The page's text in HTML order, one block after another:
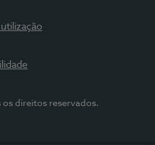
utilização
os direitos reservados.